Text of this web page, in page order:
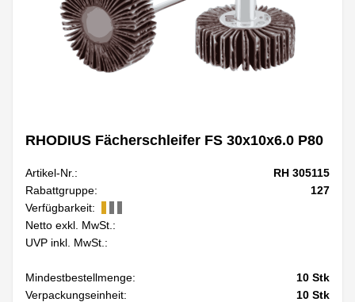
RHODIUS Fächerschleifer FS 30x10x6.0 P80
Artikel-Nr.:
RH 305115
Rabattgruppe:
127
Verfügbarkeit:
Netto exkl. MwSt.:
UVP inkl. MwSt.:
Mindestbestellmenge: 10 Stk
Verpackungseinheit:
10 Stk